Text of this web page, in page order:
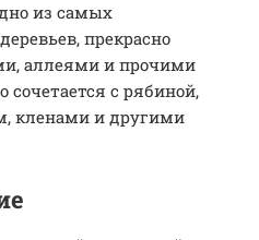
из самых
прекрасно
аллеями и прочими
с рябиной,
кленами и другими